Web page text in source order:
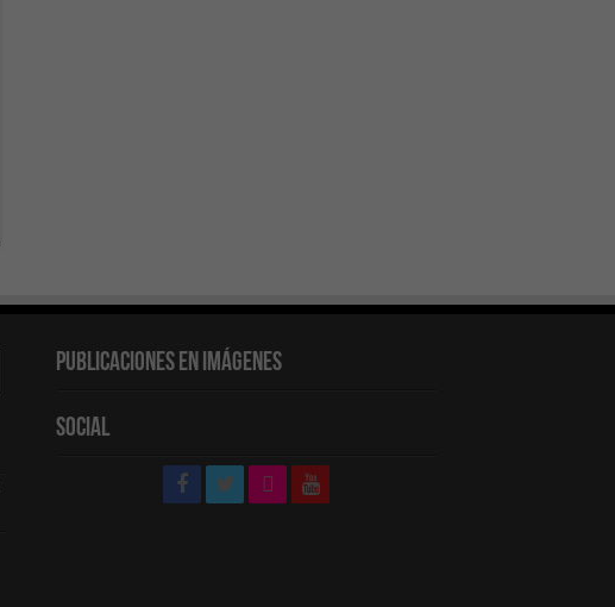
Publicaciones en Imágenes
Social